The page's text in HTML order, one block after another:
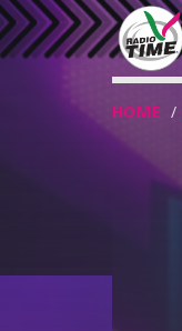
HOME /